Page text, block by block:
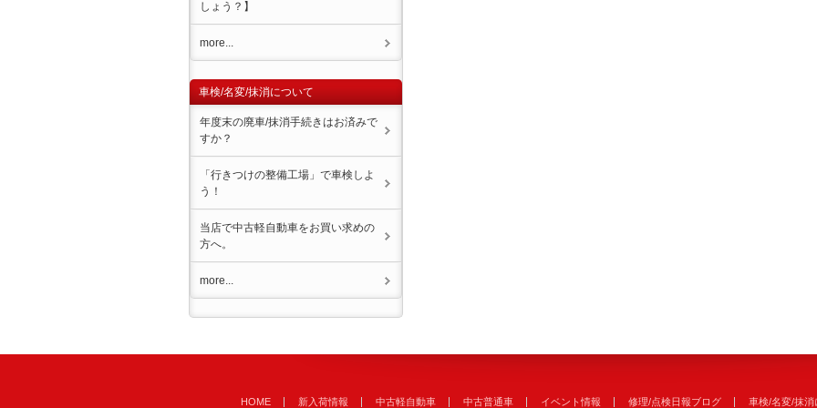
しょう？】
more...
車検/名変/抹消について
年度末の廃車/抹消手続きはお済みで
すか？
「行きつけの整備工場」で車検しよ
う！
当店で中古軽自動車をお買い求めの
方へ。
more...
HOME 新入荷情報 中古軽自動車 中古普通車 イベント情報 修理/点検日報ブログ 車検/名変/抹消